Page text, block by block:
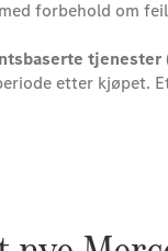
forbehold om
etter kjøpet.